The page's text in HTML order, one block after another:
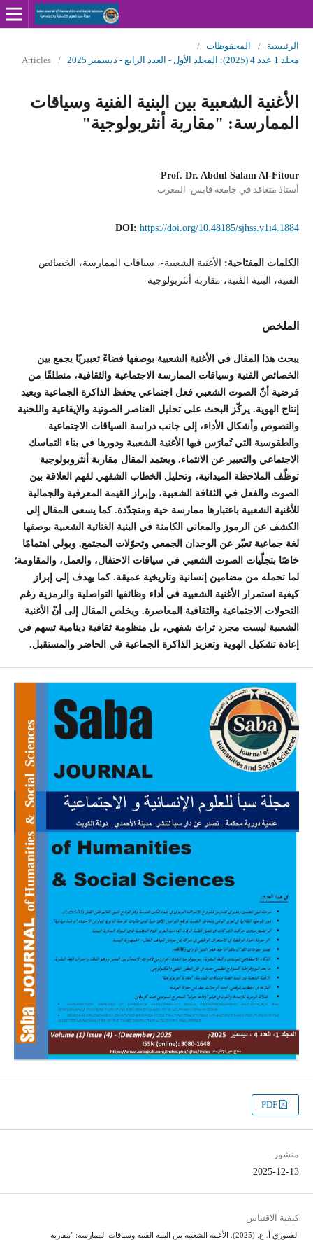
الرئيسية / المحفوظات
/
مجلد 1 عدد 4 (2025): المجلد الأول - العدد الرابع - ديسمبر 2025
/
Articles
الأغنية الشعبية بين البنية الفنية وسياقات
الممارسة: "مقاربة أنثربولوجية"
Prof. Dr. Abdul Salam Al-Fitour
أستاذ متعاقد في جامعة قابس- المغرب
DOI:https://doi.org/10.48185/sjhss.v1i4.1884
الكلمات المفتاحية:
الأغنية الشعبية-، سياقات الممارسة، الخصائص
الفنية، البنية الفنية، مقاربة أنثربولوجية
الملخص
يبحث هذا المقال في الأغنية الشعبية بوصفها فضاءً تعبيريًا يجمع بين
الخصائص الفنية وسياقات الممارسة الاجتماعية والثقافية، منطلقًا من
فرضية أنّ الصوت الشعبي فعل اجتماعي يحفظ الذاكرة الجماعية ويعيد
إنتاج الهوية. يركّز البحث على تحليل العناصر الصوتية والإيقاعية واللحنية
والنصوص وأشكال الأداء، إلى جانب دراسة السياقات الاجتماعية
والطقوسية التي تُمارَس فيها الأغنية الشعبية ودورها في بناء التماسك
الاجتماعي والتعبير عن الانتماء. ويعتمد المقال مقاربة أنثروبولوجية
توظّف الملاحظة الميدانية، وتحليل الخطاب الشفهي لفهم العلاقة بين
الصوت والفعل في الثقافة الشعبية، وإبراز القيمة المعرفية والجمالية
للأغنية الشعبية باعتبارها ممارسة حية ومتجدّدة. كما يسعى المقال إلى
الكشف عن الرموز والمعاني الكامنة في البنية الغنائية الشعبية بوصفها
لغة جماعية تعبّر عن الوجدان الجمعي وتحوّلات المجتمع. ويولي اهتمامًا
خاصًا بتجلّيات الصوت الشعبي في سياقات الاحتفال، والعمل، والمقاومة؛
لما تحمله من مضامين إنسانية وتاريخية عميقة. كما يهدف إلى إبراز
كيفية استمرار الأغنية الشعبية في أداء وظائفها التواصلية والرمزية رغم
التحولات الاجتماعية والثقافية المعاصرة. ويخلص المقال إلى أنّ الأغنية
الشعبية ليست مجرد تراث شفهي، بل منظومة ثقافية دينامية تسهم في
إعادة تشكيل الهوية وتعزيز الذاكرة الجماعية في الحاضر والمستقبل.
PDF
منشور
2025-12-13
كيفية الاقتباس
الفيتوري أ. ع. (2025). الأغنية الشعبية بين البنية الفنية وسياقات الممارسة: "مقاربة